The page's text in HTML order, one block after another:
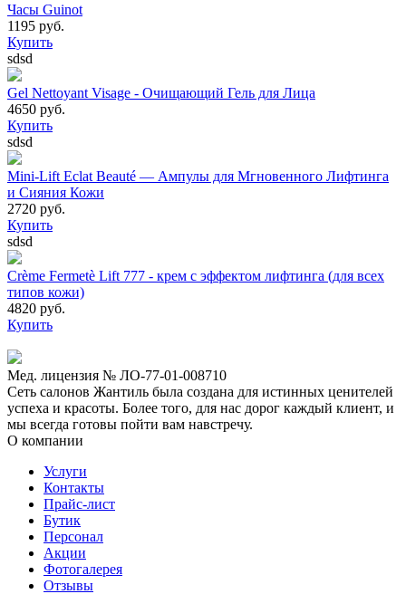
Часы Guinot
1195 руб.
Купить
sdsd
Gel Nettoyant Visage - Очищающий Гель для Лица
4650 руб.
Купить
sdsd
Mini-Lift Eclat Beauté — Ампулы для Мгновенного Лифтинга
и Сияния Кожи
2720 руб.
Купить
sdsd
Crème Fermetè Lift 777 - крем с эффектом лифтинга (для всех
типов кожи)
4820 руб.
Купить
Мед. лицензия № ЛО-77-01-008710
Сеть салонов Жантиль была создана для истинных ценителей
успеха и красоты. Более того, для нас дорог каждый клиент, и
мы всегда готовы пойти вам навстречу.
О компании
Услуги
Контакты
Прайс-лист
Бутик
Персонал
Акции
Фотогалерея
Отзывы